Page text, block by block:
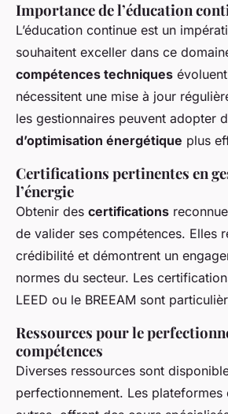
Importance de l’éducation
L’éducation continue est un
souhaitent exceller dans ce
compétences techniques
nécessitent une mise à jour
les gestionnaires peuvent adopter
d’optimisation énergétique plus
Certifications pertinentes en
l’énergie
Obtenir des certifications
de valider ses compétences. Elles
crédibilité et démontrent un
normes du secteur. Les
LEED ou le BREEAM sont
Ressources pour le
compétences
Diverses ressources sont
perfectionnement. Les plateformes